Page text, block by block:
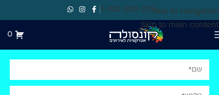
Skip to navigation
Skip to main content
1-700-500-223
0